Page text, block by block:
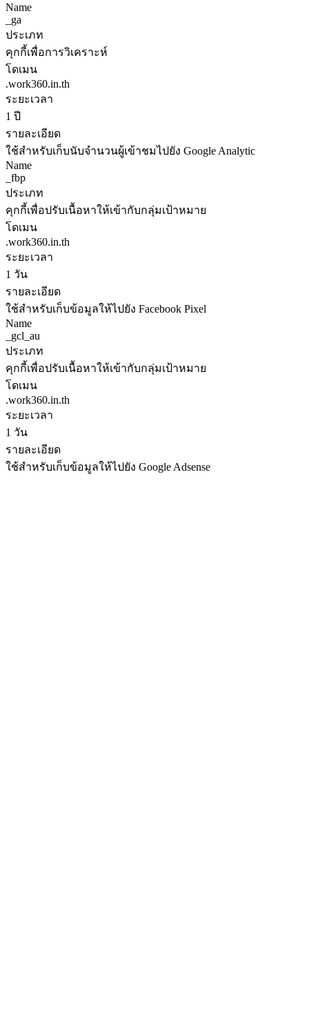
Name
_ga
ประเภท
คุกกี้เพื่อการวิเคราะห์
โดเมน
.work360.in.th
ระยะเวลา
1 ปี
รายละเอียด
ใช้สำหรับเก็บนับจำนวนผู้เข้าชมไปยัง Google Analytic
Name
_fbp
ประเภท
คุกกี้เพื่อปรับเนื้อหาให้เข้ากับกลุ่มเป้าหมาย
โดเมน
.work360.in.th
ระยะเวลา
1 วัน
รายละเอียด
ใช้สำหรับเก็บข้อมูลให้ไปยัง Facebook Pixel
Name
_gcl_au
ประเภท
คุกกี้เพื่อปรับเนื้อหาให้เข้ากับกลุ่มเป้าหมาย
โดเมน
.work360.in.th
ระยะเวลา
1 วัน
รายละเอียด
ใช้สำหรับเก็บข้อมูลให้ไปยัง Google Adsense